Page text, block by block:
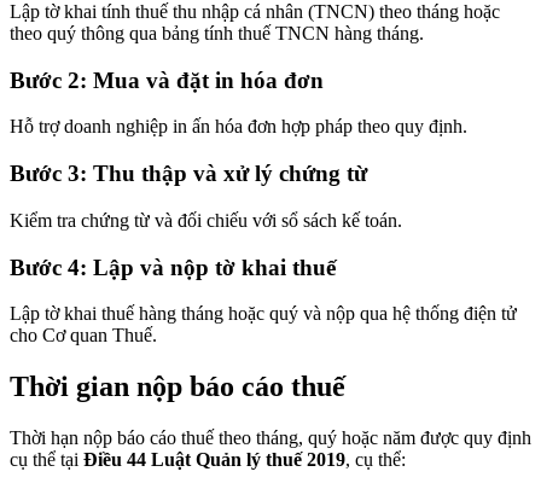
Lập tờ khai tính thuế thu nhập cá nhân (TNCN) theo tháng hoặc
theo quý thông qua bảng tính thuế TNCN hàng tháng.
Bước 2: Mua và đặt in hóa đơn
Hỗ trợ doanh nghiệp in ấn hóa đơn hợp pháp theo quy định.
Bước 3: Thu thập và xử lý chứng từ
Kiểm tra chứng từ và đối chiếu với sổ sách kế toán.
Bước 4: Lập và nộp tờ khai thuế
Lập tờ khai thuế hàng tháng hoặc quý và nộp qua hệ thống điện tử
cho Cơ quan Thuế.
Thời gian nộp báo cáo thuế
Thời hạn nộp báo cáo thuế theo tháng, quý hoặc năm được quy định
cụ thể tại Điều 44 Luật Quản lý thuế 2019, cụ thể: